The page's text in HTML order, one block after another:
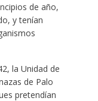
de año,
y tenían
la Unidad de
de Palo
pretendían